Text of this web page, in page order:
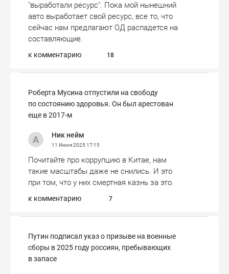
"выработали ресурс". Пока мой нынешний
авто выработает свой ресурс, все то, что
сейчас нам предлагают ОД распадется на
составляющие.
к комментарию 18
Роберта Мусина отпустили на свободу
по состоянию здоровья. Он был арестован
еще в 2017-м
Ник нейм
11 Июня 202517:15
Почитайте про коррупцию в Китае, нам
такие масштабы даже не снились. И это
при том, что у них смертная казнь за это.
к комментарию 7
Путин подписал указ о призыве на военные
сборы в 2025 году россиян, пребывающих
в запасе